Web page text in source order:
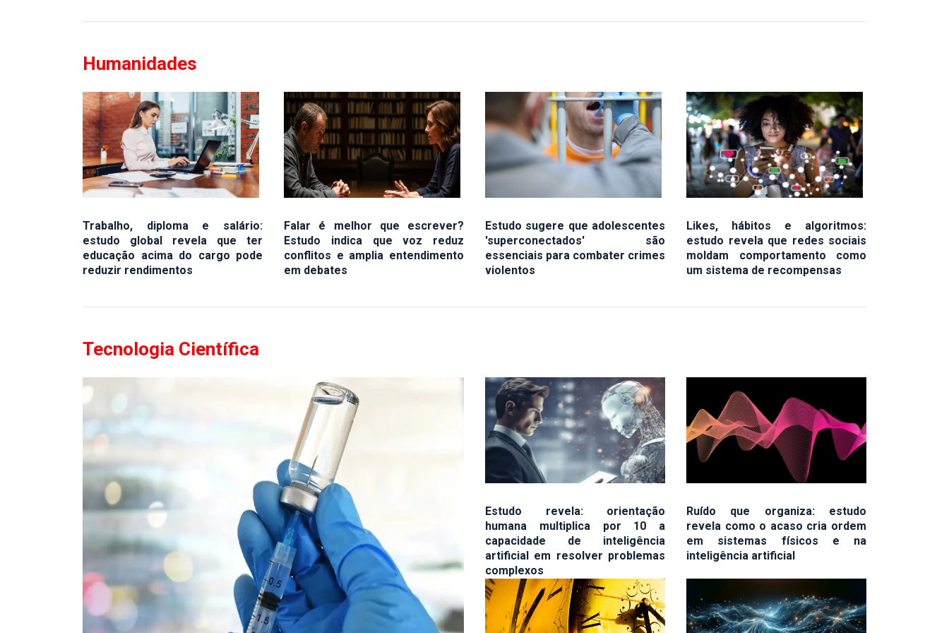
Humanidades
Trabalho, diploma e salário:
estudo global revela que ter
educação acima do cargo pode
reduzir rendimentos
Falar é melhor que escrever?
Estudo indica que voz reduz
conflitos e amplia entendimento
em debates
Estudo sugere que adolescentes
'superconectados' são
essenciais para combater crimes
violentos
Likes, hábitos e algoritmos:
estudo revela que redes sociais
moldam comportamento como
um sistema de recompensas
Tecnologia Científica
Estudo revela: orientação
humana multiplica por 10 a
capacidade de inteligência
artificial em resolver problemas
complexos
Ruído que organiza: estudo
revela como o acaso cria ordem
em sistemas físicos e na
inteligência artificial